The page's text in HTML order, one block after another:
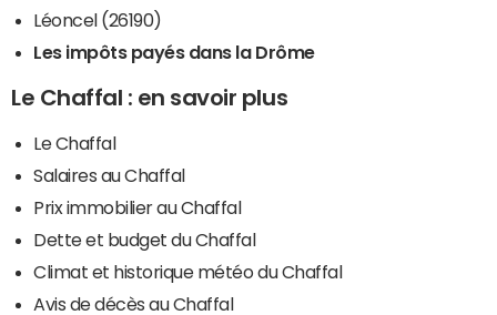
Léoncel (26190)
Les impôts payés dans la Drôme
Le Chaffal : en savoir plus
Le Chaffal
Salaires au Chaffal
Prix immobilier au Chaffal
Dette et budget du Chaffal
Climat et historique météo du Chaffal
Avis de décès au Chaffal